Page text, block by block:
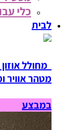
כלי
לבית
מחולל
מטהר אוויר
במבצע